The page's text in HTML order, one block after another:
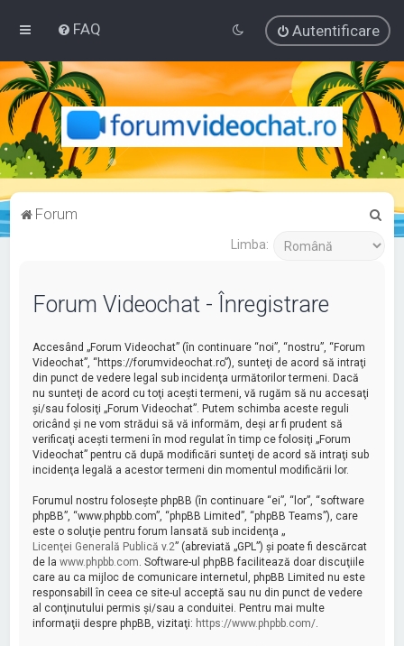
FAQ Autentificare
Forum
Limba:
Forum Videochat - Înregistrare
Accesând „Forum Videochat” (în continuare “noi”, “nostru”, “Forum
Videochat”, “https://forumvideochat.ro”), sunteţi de acord să intraţi
din punct de vedere legal sub incidenţa următorilor termeni. Dacă
nu sunteţi de acord cu toţi aceşti termeni, vă rugăm să nu accesaţi
şi/sau folosiţi „Forum Videochat”. Putem schimba aceste reguli
oricând şi ne vom strădui să vă informăm, deşi ar fi prudent să
verificaţi aceşti termeni în mod regulat în timp ce folosiţi „Forum
Videochat” pentru că după modificări sunteţi de acord să intraţi sub
incidenţa legală a acestor termeni din momentul modificării lor.
Forumul nostru foloseşte phpBB (în continuare “ei”, “lor”, “software
phpBB”, “www.phpbb.com”, “phpBB Limited”, “phpBB Teams”), care
este o soluţie pentru forum lansată sub incidenţa „
Licenţei Generală Publică v.2” (abreviată „GPL”) şi poate fi descărcat
de lawww.phpbb.com. Software-ul phpBB facilitează doar discuţiile
care au ca mijloc de comunicare internetul, phpBB Limited nu este
responsabill în ceea ce site-ul acceptă sau nu din punct de vedere
al conţinutului permis şi/sau a conduitei. Pentru mai multe
informaţii despre phpBB, vizitaţi: https://www.phpbb.com/.